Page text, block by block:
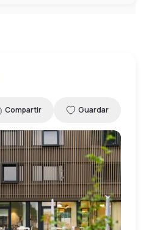
Compartir Guardar